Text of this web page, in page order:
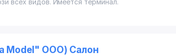
всех видов. Имеется терминал.
Model" OOO) Салон